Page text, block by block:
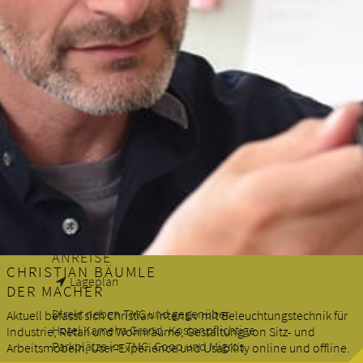
in verschiedensten Branchen von Industrie, Dienstleistung bis
Retail erworben. Als Kunde profitieren Sie von unserem
breitgefächerten Fachwissen.
CHRISTIAN BÄUMLE
DER MACHER
Aktuell befasst sich Christian intensiv mit Beleuchtungstechnik für
Industrie, Retail und Wohnräume, Gestaltung von Sitz- und
Arbeitsmöbeln, User-Experience und Usability online und offline.
8152 Glattpark Zürich
Switzerland
+41 44 272 40 40
combo@combo.net
GUT ERREICHBAR
10 Minuten ab Flughafen Zürich
20 Minuten ab Zürich HB
Tram 10, 11, 12 bis Glattpark
Tram 10, 12 bis Lindberghplatz
ANREISE
Lageplan
Direkt neben TMC und gegenüber
Hotel Kameha Grand. Kostenpflichtige
Parkplätze im TMC, Coop und Migros.